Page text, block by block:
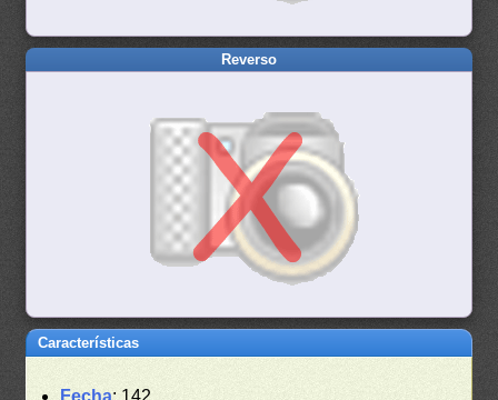
Reverso
Características
Fecha: 142